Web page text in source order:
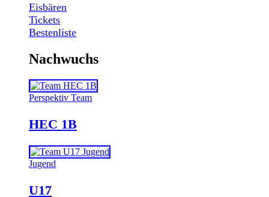
Eisbären
Tickets
Bestenliste
Nachwuchs
Perspektiv Team
HEC 1B
Jugend
U17